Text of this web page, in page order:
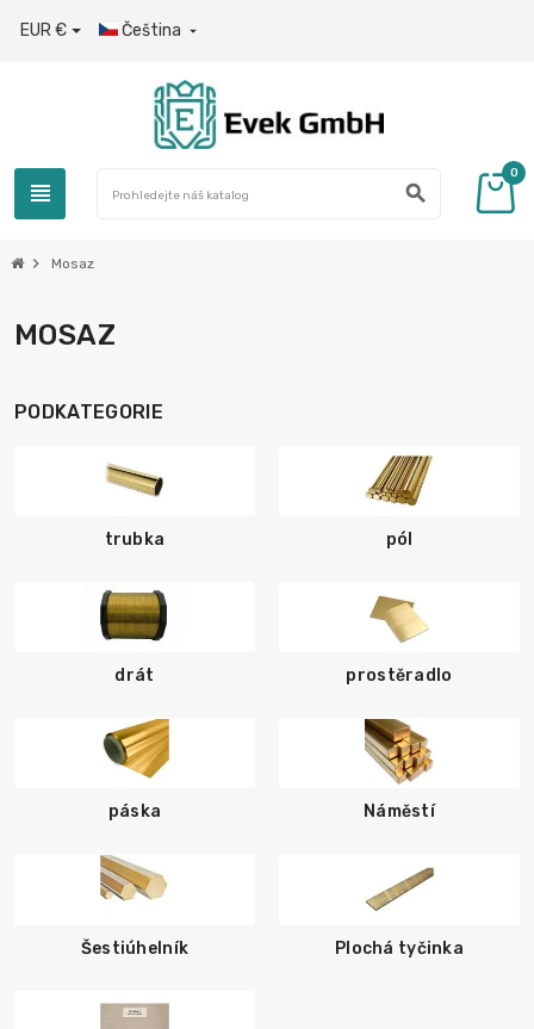
EUR € Čeština 
view_headline search
0
chevron_right Mosaz
MOSAZ
PODKATEGORIE
trubka pól
drát prostěradlo
páska Náměstí
Šestiúhelník Plochá tyčinka